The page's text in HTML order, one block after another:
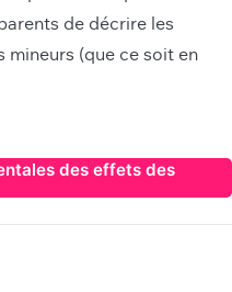
de décrire les
mineurs (que ce soit en
des effets des